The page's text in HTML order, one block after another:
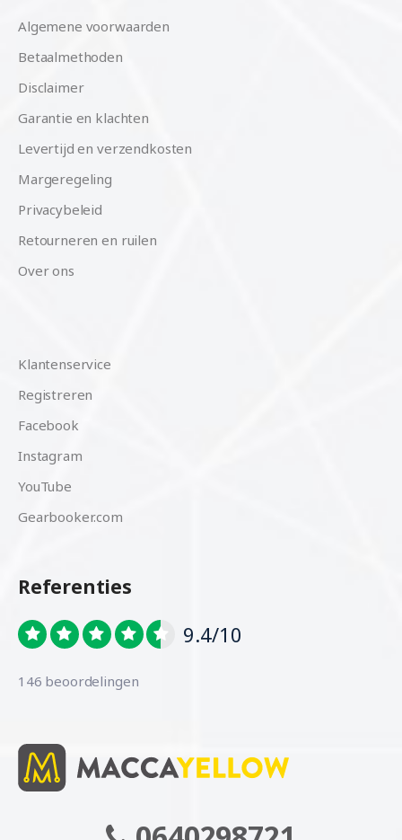
Algemene voorwaarden
Betaalmethoden
Disclaimer
Garantie en klachten
Levertijd en verzendkosten
Margeregeling
Privacybeleid
Retourneren en ruilen
Over ons
Klantenservice
Registreren
Facebook
Instagram
YouTube
Gearbooker.com
Referenties
9.4/10
146 beoordelingen